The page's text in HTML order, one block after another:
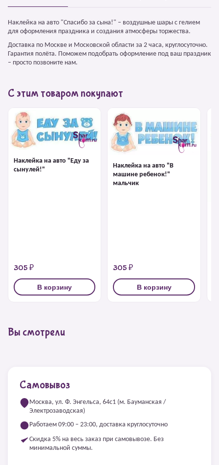
Наклейка на авто "Спасибо за сына!" – воздушные шары с гелием
для оформления праздника и создания атмосферы торжества.
Доставка по Москве и Московской области за 2 часа, круглосуточно.
Гарантия полёта. Поможем подобрать оформление под ваш праздник
– просто позвоните нам.
С этим товаром покупают
Наклейка на авто "Еду за
сынулей!"
305 ₽
В корзину
Наклейка на авто "В
машине ребенок!"
мальчик
305 ₽
В корзину
Вы смотрели
Самовывоз
Москва, ул. Ф. Энгельса, 64с1 (м. Бауманская /
Электрозаводская)
Работаем 09:00 – 23:00, доставка круглосуточно
Скидка 5% на весь заказ при самовывозе. Без
минимальной суммы.